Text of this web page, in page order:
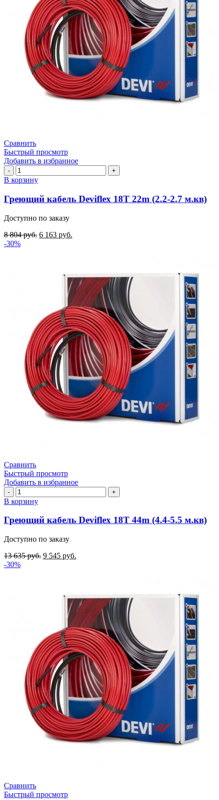
Сравнить
Быстрый просмотр
Добавить в избранное
Количество
товара
Греющий
Deviflex
22m
(2.2-
2.7
м.кв)
В корзину
Греющий кабель Deviflex 18T 22m (2.2-2.7 м.кв)
Доступно по заказу
8 804руб. 6 163 руб.
-30%
Сравнить
Быстрый просмотр
Добавить в избранное
Количество
товара
Греющий
кабель
Deviflex
44m
(4.4-
5.5
м.кв)
В корзину
Греющий кабель Deviflex 18T 44m (4.4-5.5 м.кв)
Доступно по заказу
13 635руб. 9 545 руб.
-30%
Сравнить
Быстрый просмотр